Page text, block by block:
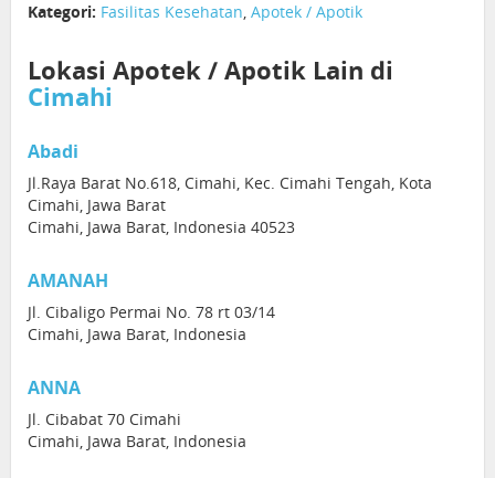
Kategori: Fasilitas Kesehatan, Apotek / Apotik
Lokasi Apotek / Apotik Lain di
Cimahi
Abadi
Jl.Raya Barat No.618, Cimahi, Kec. Cimahi Tengah, Kota
Cimahi, Jawa Barat
Cimahi, Jawa Barat, Indonesia 40523
AMANAH
Jl. Cibaligo Permai No. 78 rt 03/14
Cimahi, Jawa Barat, Indonesia
ANNA
Jl. Cibabat 70 Cimahi
Cimahi, Jawa Barat, Indonesia